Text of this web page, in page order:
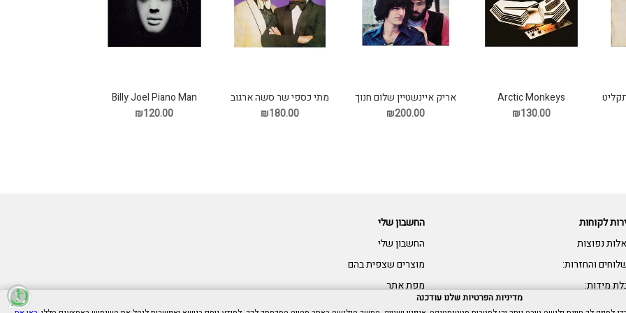
Arctic Monkeys
Tranquility Base Hotel
Casino תקליט
₪130.00
אריק איינשטיין שלום חנוך
שבלול תקליט
₪200.00
מתי כספי שר סשה ארגוב
תקליט
₪180.00
Billy Joel Piano Man
תקליט
₪120.00
לקוחות
נפוצות
והחזרות:
מידות:
החשבון שלי
החשבון שלי
מוצרים שצפית בהם
מפת אתר
מדיניות הפרטיות שלנו עודכנה